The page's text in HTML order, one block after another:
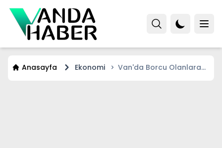
Anasayfa Ekonomi
Van'da Borcu Olanlara